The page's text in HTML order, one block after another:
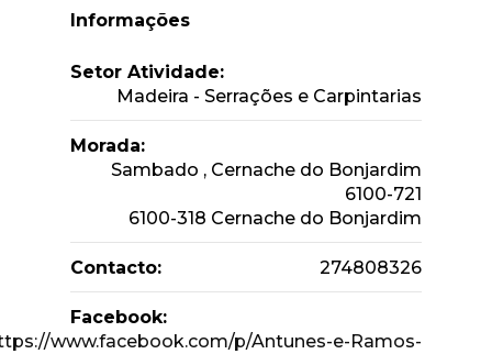
Informações
Setor Atividade:
Madeira - Serrações e Carpintarias
Morada:
Sambado , Cernache do Bonjardim
6100-721
6100-318 Cernache do Bonjardim
Contacto: 274808326
Facebook:
www.facebook.com/p/Antunes-e-Ramos-